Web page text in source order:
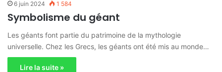
6 juin 2024 1 584
Symbolisme du géant
Les géants font partie du patrimoine de la mythologie
universelle. Chez les Grecs, les géants ont été mis au monde…
Lire la suite »